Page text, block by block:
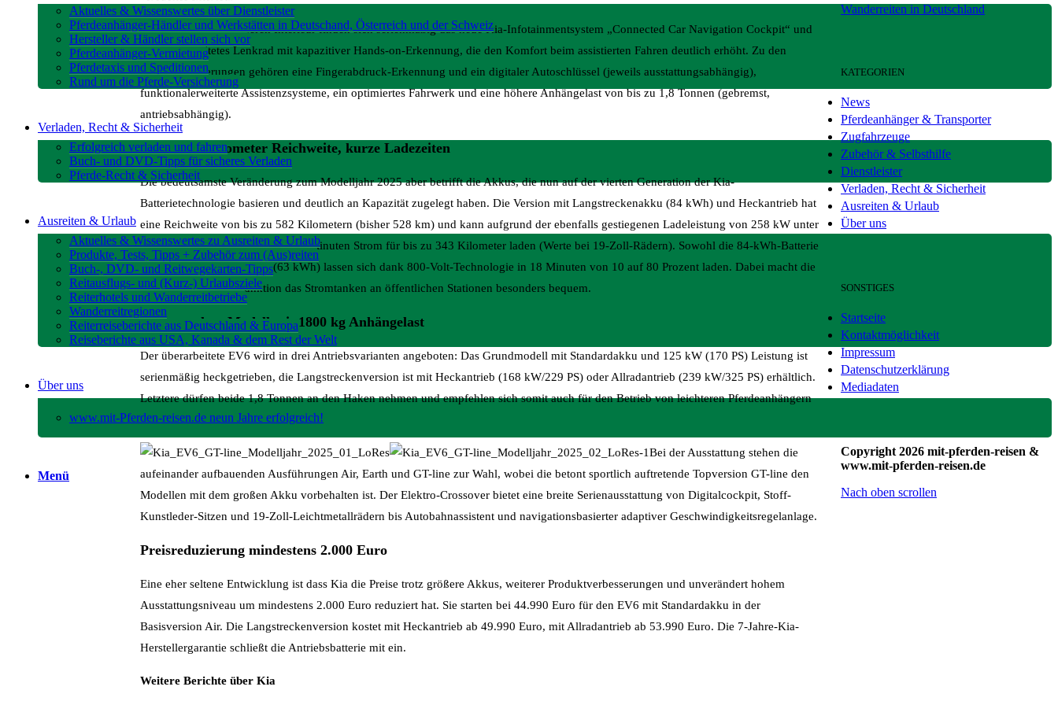
Aktuelles & Wissenswertes über Dienstleister
Pferdeanhänger-Händler und Werkstätten in Deutschand, Österreich und der Schweiz
Hersteller & Händler stellen sich vor
Pferdeanhänger-Vermietung
Pferdetaxis und Speditionen
Rund um die Pferde-Versicherung
Verladen, Recht & Sicherheit
Erfolgreich verladen und fahren
Buch- und DVD-Tipps für sicheres Verladen
Pferde-Recht & Sicherheit
Ausreiten & Urlaub
Aktuelles & Wissenswertes zu Ausreiten & Urlaub
Produkte, Tests, Tipps + Zubehör zum (Aus)reiten
Buch-, DVD- und Reitwegekarten-Tipps
Reitausflugs- und (Kurz-) Urlaubsziele
Reiterhotels und Wanderreitbetriebe
Wanderreitregionen
Reiterreiseberichte aus Deutschland & Europa
Reiseberichte aus USA, Kanada & dem Rest der Welt
Über uns
www.mit-Pferden-reisen.de neun Jahre erfolgreich!
Menü
Im veredelten und leiseren Interieur finden sich serienmäßig das neue Kia-Infotainmentsystem „Connected Car Navigation Cockpit“ und
ein neu gestaltetes Lenkrad mit kapazitiver Hands-on-Erkennung, die den Komfort beim assistierten Fahren deutlich erhöht. Zu den
weiteren Neuerungen gehören eine Fingerabdruck-Erkennung und ein digitaler Autoschlüssel (jeweils ausstattungsabhängig),
funktionalerweiterte Assistenzsysteme, ein optimiertes Fahrwerk und eine höhere Anhängelast von bis zu 1,8 Tonnen (gebremst,
antriebsabhängig).
Bis zu 582 Kilometer Reichweite, kurze Ladezeiten
Die bedeutsamste Veränderung zum Modelljahr 2025 aber betrifft die Akkus, die nun auf der vierten Generation der Kia-
Batterietechnologie basieren und deutlich an Kapazität zugelegt haben. Die Version mit Langstreckenakku (84 kWh) und Heckantrieb hat
eine Reichweite von bis zu 582 Kilometern (bisher 528 km) und kann aufgrund der ebenfalls gestiegenen Ladeleistung von 258 kW unter
optimalen Bedingungen in nur 15 Minuten Strom für bis zu 343 Kilometer laden (Werte bei 19-Zoll-Rädern). Sowohl die 84-kWh-Batterie
als auch der Standardakku (63 kWh) lassen sich dank 800-Volt-Technologie in 18 Minuten von 10 auf 80 Prozent laden. Dabei macht die
neue Plug&Charge-Funktion das Stromtanken an öffentlichen Stationen besonders bequem.
Langstrecken-Modell mit 1800 kg Anhängelast
Der überarbeitete EV6 wird in drei Antriebsvarianten angeboten: Das Grundmodell mit Standardakku und 125 kW (170 PS) Leistung ist
serienmäßig heckgetrieben, die Langstreckenversion ist mit Heckantrieb (168 kW/229 PS) oder Allradantrieb (239 kW/325 PS) erhältlich.
Letztere dürfen beide 1,8 Tonnen an den Haken nehmen und empfehlen sich somit auch für den Betrieb von leichteren Pferdeanhängern
mit einem Vierbeiner.
Bei der Ausstattung stehen die
aufeinander aufbauenden Ausführungen Air, Earth und GT-line zur Wahl, wobei die betont sportlich auftretende Topversion GT-line den
Modellen mit dem großen Akku vorbehalten ist. Der Elektro-Crossover bietet eine breite Serienausstattung von Digitalcockpit, Stoff-
Kunstleder-Sitzen und 19-Zoll-Leichtmetallrädern bis Autobahnassistent und navigationsbasierter adaptiver Geschwindigkeitsregelanlage.
Preisreduzierung mindestens 2.000 Euro
Eine eher seltene Entwicklung ist dass Kia die Preise trotz größere Akkus, weiterer Produktverbesserungen und unverändert hohem
Ausstattungsniveau um mindestens 2.000 Euro reduziert hat. Sie starten bei 44.990 Euro für den EV6 mit Standardakku in der
Basisversion Air. Die Langstreckenversion kostet mit Heckantrieb ab 49.990 Euro, mit Allradantrieb ab 53.990 Euro. Die 7-Jahre-Kia-
Herstellergarantie schließt die Antriebsbatterie mit ein.
Weitere Berichte über Kia
Wanderreiten in Deutschland
KATEGORIEN
News
Pferdeanhänger & Transporter
Zugfahrzeuge
Zubehör & Selbsthilfe
Dienstleister
Verladen, Recht & Sicherheit
Ausreiten & Urlaub
Über uns
SONSTIGES
Startseite
Kontaktmöglichkeit
Impressum
Datenschutzerklärung
Mediadaten
Copyright 2026 mit-pferden-reisen &
www.mit-pferden-reisen.de
Nach oben scrollen